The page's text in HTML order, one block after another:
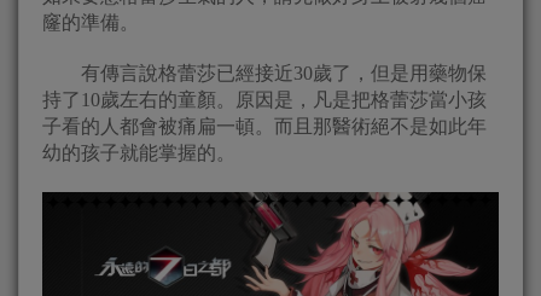
窿的準備。
有傳言說格蕾莎已經接近30歲了，但是用藥物保
持了10歲左右的童顏。原因是，凡是把格蕾莎當小孩
子看的人都會被痛扁一頓。而且那醫術絕不是如此年
幼的孩子就能掌握的。